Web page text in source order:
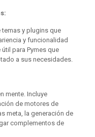
y plugins que
y funcionalidad
para Pymes que
a sus necesidades.
mente. Incluye
de motores de
meta, la generación de
complementos de